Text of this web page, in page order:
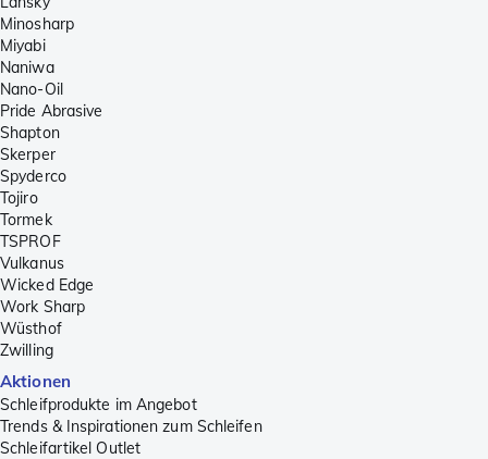
Minosharp
Miyabi
Naniwa
Nano-Oil
Pride Abrasive
Shapton
Skerper
Spyderco
Tojiro
Tormek
TSPROF
Vulkanus
Wicked Edge
Work Sharp
Wüsthof
Zwilling
Aktionen
Schleifprodukte im Angebot
Trends & Inspirationen zum Schleifen
Schleifartikel Outlet